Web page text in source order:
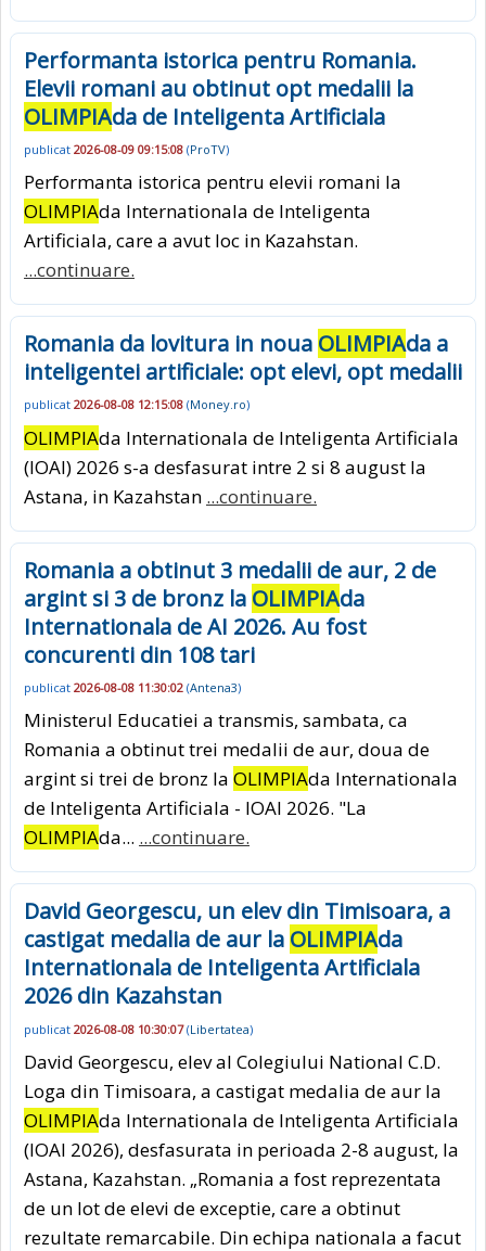
Performanta istorica pentru Romania.
Elevii romani au obtinut opt medalii la
OLIMPIAda de Inteligenta Artificiala
publicat 2026-08-09 09:15:08 (ProTV)
Performanta istorica pentru elevii romani la
OLIMPIAda Internationala de Inteligenta
Artificiala, care a avut loc in Kazahstan.
...continuare.
Romania da lovitura in noua OLIMPIAda a
inteligentei artificiale: opt elevi, opt medalii
publicat 2026-08-08 12:15:08 (Money.ro)
OLIMPIAda Internationala de Inteligenta Artificiala
(IOAI) 2026 s-a desfasurat intre 2 si 8 august la
Astana, in Kazahstan ...continuare.
Romania a obtinut 3 medalii de aur, 2 de
argint si 3 de bronz la OLIMPIAda
Internationala de AI 2026. Au fost
concurenti din 108 tari
publicat 2026-08-08 11:30:02 (Antena3)
Ministerul Educatiei a transmis, sambata, ca
Romania a obtinut trei medalii de aur, doua de
argint si trei de bronz la OLIMPIAda Internationala
de Inteligenta Artificiala - IOAI 2026. "La
OLIMPIAda... ...continuare.
David Georgescu, un elev din Timisoara, a
castigat medalia de aur la OLIMPIAda
Internationala de Inteligenta Artificiala
2026 din Kazahstan
publicat 2026-08-08 10:30:07(Libertatea)
David Georgescu, elev al Colegiului National C.D.
Loga din Timisoara, a castigat medalia de aur la
OLIMPIAda Internationala de Inteligenta Artificiala
(IOAI 2026), desfasurata in perioada 2-8 august, la
Astana, Kazahstan. „Romania a fost reprezentata
de un lot de elevi de exceptie, care a obtinut
rezultate remarcabile. Din echipa nationala a facut